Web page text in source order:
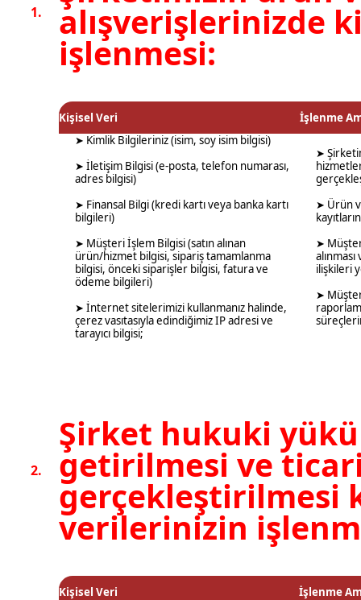
1. alışverişlerinizde
işlenmesi:
Kişisel Veri
İşlenme
➤ Kimlik Bilgileriniz (isim, soy isim bilgisi)
➤ İletişim Bilgisi (e-posta, telefon numarası,
adres bilgisi)
➤ Finansal Bilgi (kredi kartı veya banka kartı
bilgileri)
➤ Müşteri İşlem Bilgisi (satın alınan
ürün/hizmet bilgisi, sipariş tamamlanma
bilgisi, önceki siparişler bilgisi, fatura ve
ödeme bilgileri)
➤ İnternet sitelerimizi kullanmanız halinde,
çerez vasıtasıyla edindiğimiz IP adresi ve
tarayıcı bilgisi;
➤
➤ Ürün
➤
ilişkileri
➤
2.
Şirket hukuki
getirilmesi ve
gerçekleştirilmesi
verilerinizin
Kişisel Veri İşlenme